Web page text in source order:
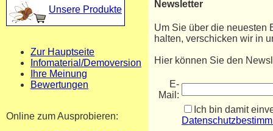
Unsere Produkte
Zur Hauptseite
Infomaterial/Demoversion
Ihre Meinung
Bewertungen
Online zum Ausprobieren:
Newsletter
Um Sie über die neuesten
halten, verschicken wir in
Hier können Sie den
E-
Mail:
Ich bin damit